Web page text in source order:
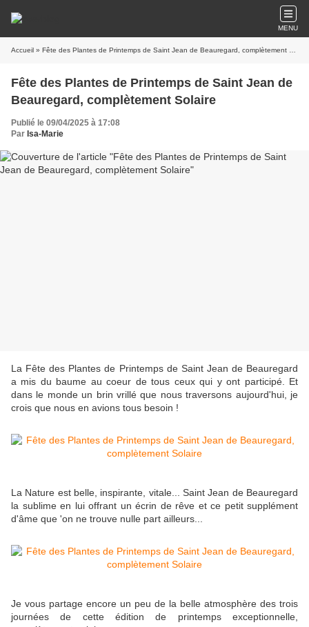
MENU
Accueil » Fête des Plantes de Printemps de Saint Jean de Beauregard, complètement Solaire
Fête des Plantes de Printemps de Saint Jean de
Beauregard, complètement Solaire
Publié le 09/04/2025 à 17:08
Par Isa-Marie
La Fête des Plantes de Printemps de Saint Jean de Beauregard
a mis du baume au coeur de tous ceux qui y ont participé. Et
dans le monde un brin vrillé que nous traversons aujourd'hui, je
crois que nous en avions tous besoin !
La Nature est belle, inspirante, vitale... Saint Jean de Beauregard
la sublime en lui offrant un écrin de rêve et ce petit supplément
d'âme que 'on ne trouve nulle part ailleurs...
Je vous partage encore un peu de la belle atmosphère des trois
journées de cette édition de printemps exceptionnelle,